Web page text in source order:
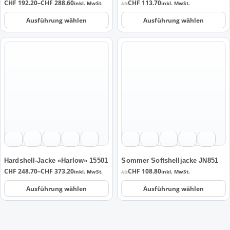
CHF 192.20–CHF 288.60
Preisspanne:
bis
CHF 288.60
inkl. MwSt.
Ausführung wählen
gewählt
werden
AB:CHF 113.70inkl. MwSt.
Ausführung wählen
gewählt
werden
Hardshell-Jacke «Harlow» 15501
CHF 248.70–CHF 373.20
Preisspanne:
bis
CHF 373.20
inkl. MwSt.
Ausführung wählen
können
auf
der
Produktseite
gewählt
werden
Sommer Softshelljacke JN851
AB:CHF 108.80inkl. MwSt.
Ausführung wählen
können
auf
der
Produktseite
gewählt
werden